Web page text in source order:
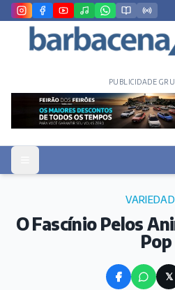
PUBLICIDADE
O Fascínio Pelos
Pop
𝕏